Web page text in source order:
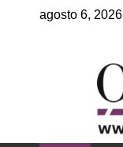
agosto 6, 2026